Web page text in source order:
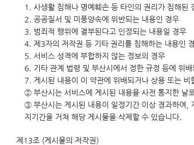
1. 사생활 침해나 명예훼손 등 타인의 권리가 침해된
2. 공공질서 및 미풍양속에 위반되는 내용인 경우
3. 범죄적 행위에 결부된다고 인정되는 내용일 경우
4. 제3자의 저작권 등 기타 권리를 침해하는 내용인
5. 서비스 성격에 부합하지 않는 정보의 경우
6. 기타 관계 법령 및 부산시에서 정한 규정 등에 위
7. 게시된 내용이 이 약관에 위배되거나 상용 또는
② 부산시는 서비스에 게시된 내용을 사전 통지한 날
③ 부산시는 게시된 내용이 일정기간 이상 경과하여,
지기간을 거쳐 해당 게시물을 삭제할 수 있습니다.
제13조 (게시물의 저작권)